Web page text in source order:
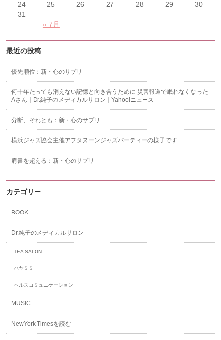
« 7月
24
25 26 27 28 29
30
31
最近の投稿
優先順位：新・心のサプリ
何十年たっても消えない記憶と向き合うために 災害報道で眠れなくなった
Aさん｜Dr.純子のメディカルサロン｜Yahoo!ニュース
分断、それとも：新・心のサプリ
横浜ジャズ協会主催アフタヌーンジャズパーティーの様子です
肩書を超える：新・心のサプリ
カテゴリー
BOOK
Dr.純子のメディカルサロン
TEA SALON
ハヤミミ
ヘルスコミュニケーション
MUSIC
NewYork Timesを読む